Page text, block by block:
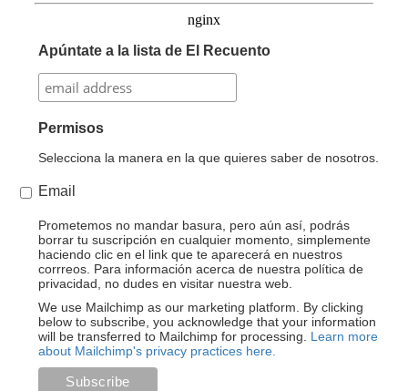
Apúntate a la lista de El Recuento
Permisos
Selecciona la manera en la que quieres saber de nosotros.
Email
Prometemos no mandar basura, pero aún así, podrás
borrar tu suscripción en cualquier momento, simplemente
haciendo clic en el link que te aparecerá en nuestros
corrreos. Para información acerca de nuestra política de
privacidad, no dudes en visitar nuestra web.
We use Mailchimp as our marketing platform. By clicking
below to subscribe, you acknowledge that your information
will be transferred to Mailchimp for processing. Learn more
about Mailchimp's privacy practices here.